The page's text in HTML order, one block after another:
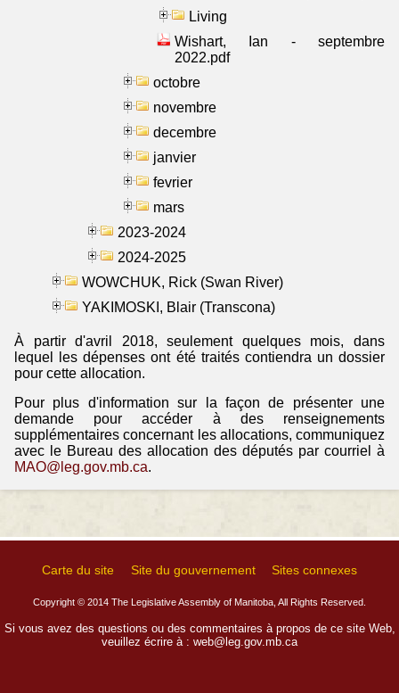
Living
Wishart, Ian - septembre
2022.pdf
octobre
novembre
decembre
janvier
fevrier
mars
2023-2024
2024-2025
WOWCHUK, Rick (Swan River)
YAKIMOSKI, Blair (Transcona)
À partir d'avril 2018, seulement quelques mois, dans
lequel les dépenses ont été traités contiendra un dossier
pour cette allocation.
Pour plus d'information sur la façon de présenter une
demande pour accéder à des renseignements
supplémentaires concernant les allocations, communiquez
avec le Bureau des allocation des députés par courriel à
MAO@leg.gov.mb.ca.
Carte du site Site du gouvernement Sites connexes
Copyright © 2014 The Legislative Assembly of Manitoba, All Rights Reserved.
Si vous avez des questions ou des commentaires à propos de ce site Web,
veuillez écrire à : web@leg.gov.mb.ca